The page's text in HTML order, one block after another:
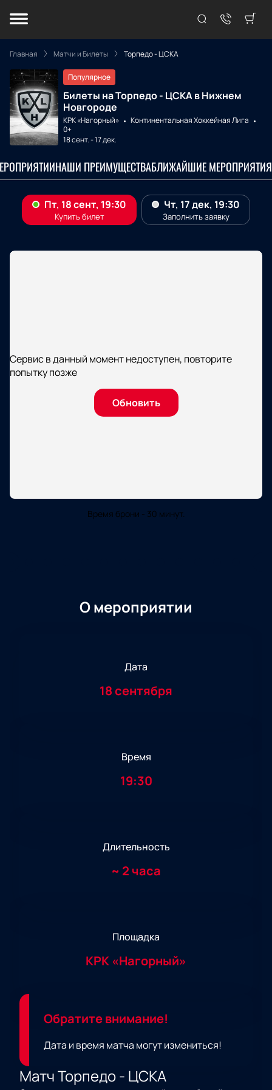
Главная Матчи и Билеты Торпедо - ЦСКА
Популярное
Билеты на Торпедо - ЦСКА в Нижнем
Новгороде
КРК «Нагорный»
Континентальная Хоккейная Лига
0+
18 сент.-17 дек.
НАШИ ПРЕИМУЩЕСТВАБЛИЖАЙШИЕ МЕРОПРИЯТИЯ
Сервис в данный момент недоступен, повторите
попытку позже
Обновить
Время брони - 30 минут.
О мероприятии
Дата
18 сентября
Время
19:30
Длительность
~ 2 часа
Площадка
КРК «Нагорный»
Обратите внимание!
Дата и время матча могут измениться!
Матч Торпедо - ЦСКА